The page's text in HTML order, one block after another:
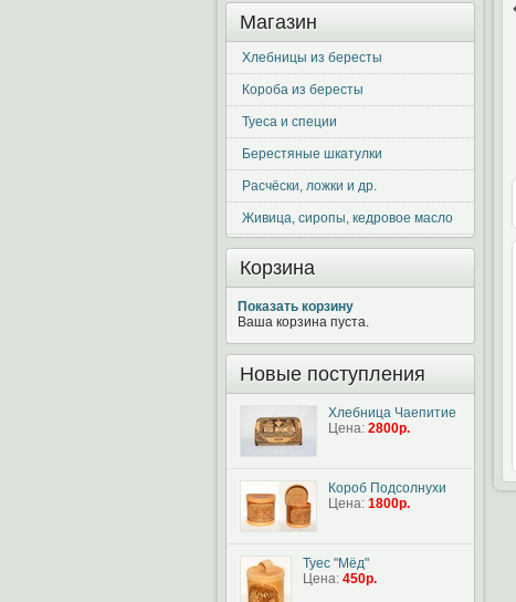
Магазин
Хлебницы из бересты
Короба из бересты
Туеса и специи
Берестяные шкатулки
Расчёски, ложки и др.
Живица, сиропы, кедровое масло
Корзина
Показать корзину
Ваша корзина пуста.
Новые поступления
Хлебница Чаепитие
Цена: 2800р.
Короб Подсолнухи
Цена: 1800р.
Туес "Мёд"
Цена: 450р.